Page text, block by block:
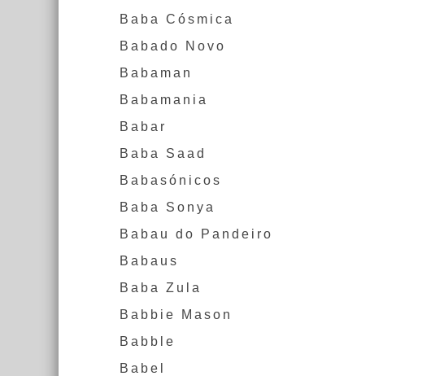
Baba Cósmica
Babado Novo
Babaman
Babamania
Babar
Baba Saad
Babasónicos
Baba Sonya
Babau do Pandeiro
Babaus
Baba Zula
Babbie Mason
Babble
Babel